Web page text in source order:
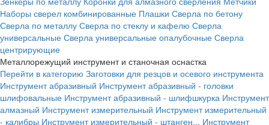
Наборы сверел комбинированные Плашки Сверла по бетону
Сверла по металлу Сверла по стеклу и кафелю Сверла
универсальные Сверла универсальные опалубочные Сверла
центрирующие
Металлорежущий инструмент и станочная оснастка
Перейти в категорию Заготовки для резцов и осевого инструмента
Инструмент абразивный Инструмент абразивный - головки
шлифовальные Инструмент абразивный - шлифшкурка Инструмент
алмазный Инструмент измерительный Инструмент измерительный
- калибры Инструмент измерительный - штанген... Инструмент